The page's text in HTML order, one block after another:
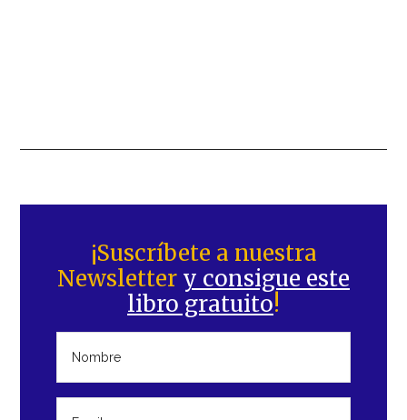
lateral
principal
¡Suscríbete a nuestra
Newsletter y consigue este
libro gratuito!